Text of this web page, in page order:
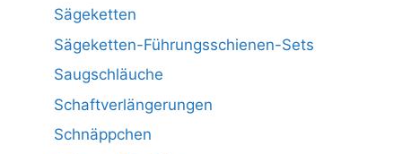
Sägeketten
Sägeketten-Führungsschienen-Sets
Saugschläuche
Schaftverlängerungen
Schnäppchen